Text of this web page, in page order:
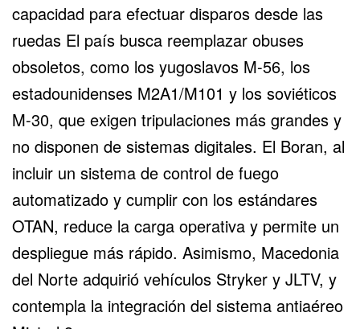
capacidad para efectuar disparos desde las
ruedas El país busca reemplazar obuses
obsoletos, como los yugoslavos M-56, los
estadounidenses M2A1/M101 y los soviéticos
M-30, que exigen tripulaciones más grandes y
no disponen de sistemas digitales. El Boran, al
incluir un sistema de control de fuego
automatizado y cumplir con los estándares
OTAN, reduce la carga operativa y permite un
despliegue más rápido. Asimismo, Macedonia
del Norte adquirió vehículos Stryker y JLTV, y
contempla la integración del sistema antiaéreo